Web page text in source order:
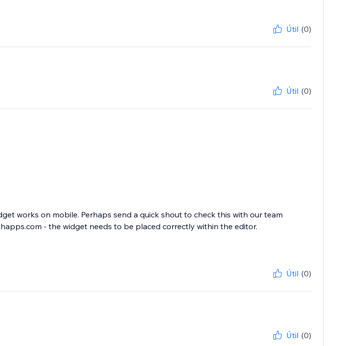
Útil (0)
Útil (0)
works on mobile. Perhaps send a quick shout to check this with our team
- the widget needs to be placed correctly within the editor.
Útil (0)
Útil (0)